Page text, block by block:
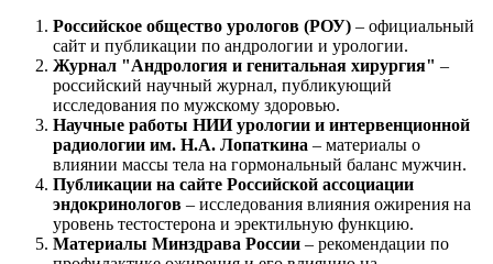
Российское общество урологов (РОУ) – официальный
сайт и публикации по андрологии и урологии.
Журнал "Андрология и генитальная хирургия" –
российский научный журнал, публикующий
исследования по мужскому здоровью.
Научные работы НИИ урологии и интервенционной
радиологии им. Н.А. Лопаткина – материалы о
влиянии массы тела на гормональный баланс мужчин.
Публикации на сайте Российской ассоциации
эндокринологов – исследования влияния ожирения на
уровень тестостерона и эректильную функцию.
Материалы Минздрава России – рекомендации по